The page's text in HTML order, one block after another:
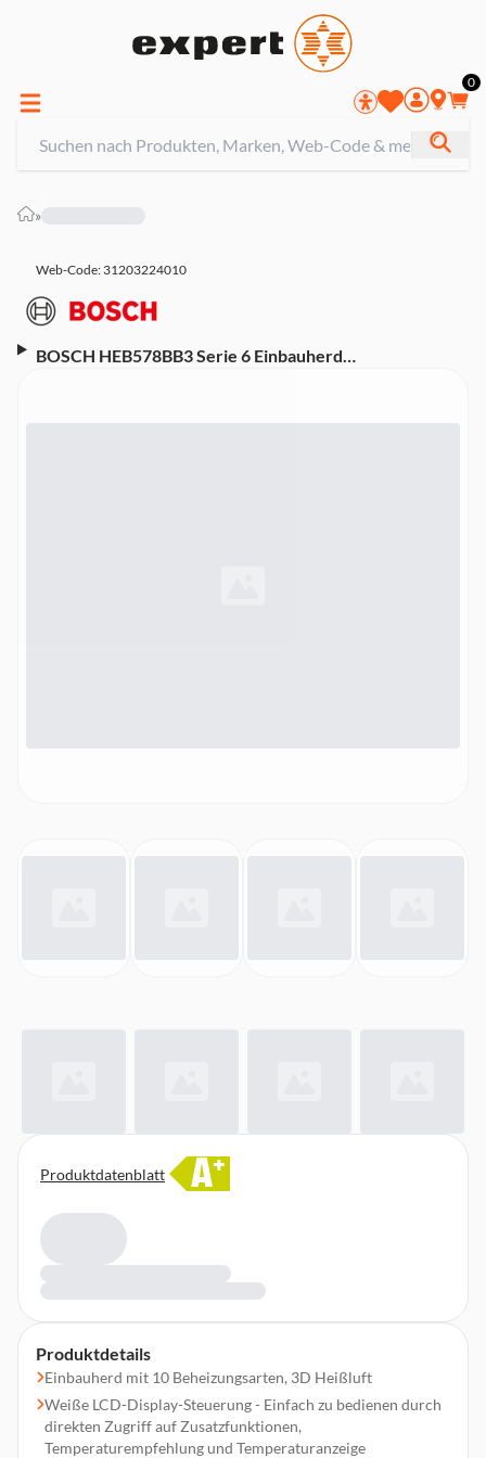
0
»
Web-Code: 31203224010
BOSCH HEB578BB3 Serie 6 Einbauherd
Produktdetails
Einbauherd mit 10 Beheizungsarten, 3D Heißluft
Weiße LCD-Display-Steuerung - Einfach zu bedienen durch
direkten Zugriff auf Zusatzfunktionen,
Temperaturempfehlung und Temperaturanzeige
A+
Produktdatenblatt